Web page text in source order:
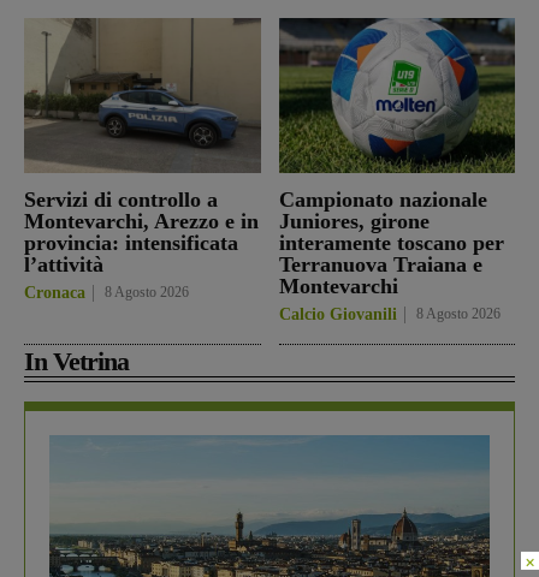
Servizi di controllo a
Montevarchi, Arezzo e in
provincia: intensificata
l’attività
Cronaca 8 Agosto 2026
Campionato nazionale
Juniores, girone
interamente toscano per
Terranuova Traiana e
Montevarchi
Calcio Giovanili 8 Agosto 2026
In Vetrina
×